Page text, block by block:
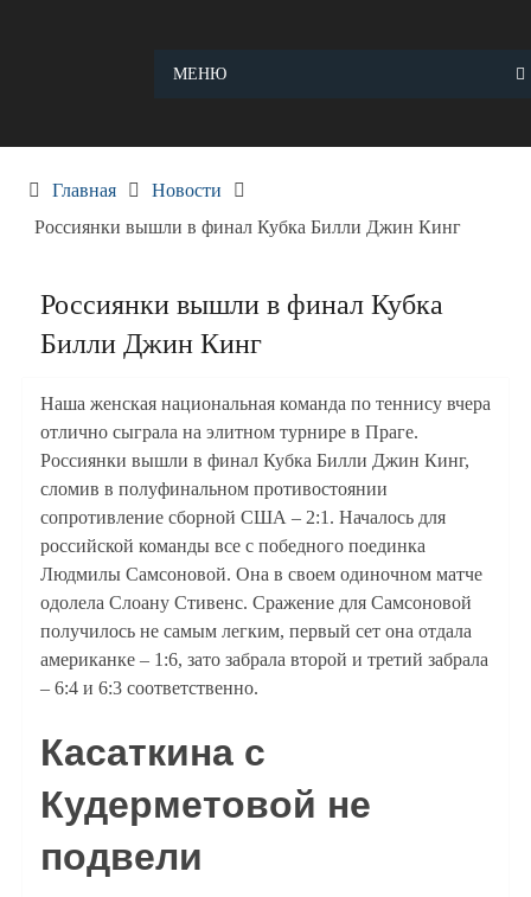
МЕНЮ
Главная
Новости
Россиянки вышли в финал Кубка Билли Джин Кинг
Россиянки вышли в финал Кубка
Билли Джин Кинг
Наша женская национальная команда по теннису вчера
отлично сыграла на элитном турнире в Праге.
Россиянки вышли в финал Кубка Билли Джин Кинг,
сломив в полуфинальном противостоянии
сопротивление сборной США – 2:1. Началось для
российской команды все с победного поединка
Людмилы Самсоновой. Она в своем одиночном матче
одолела Слоану Стивенс. Сражение для Самсоновой
получилось не самым легким, первый сет она отдала
американке – 1:6, зато забрала второй и третий забрала
– 6:4 и 6:3 соответственно.
Касаткина с
Кудерметовой не
подвели